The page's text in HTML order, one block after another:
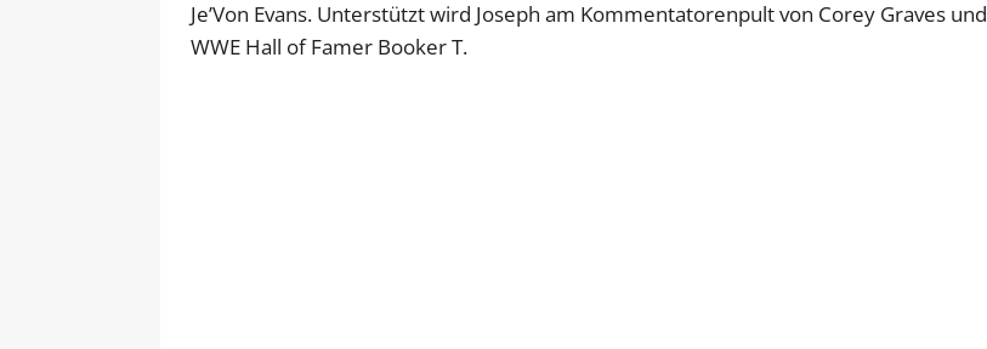
Je’Von Evans. Unterstützt wird Joseph am Kommentatorenpult von Corey Graves und
WWE Hall of Famer Booker T.